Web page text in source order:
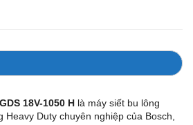
18V-1050 H là máy siết bu lông
Heavy Duty chuyên nghiệp của Bosch,